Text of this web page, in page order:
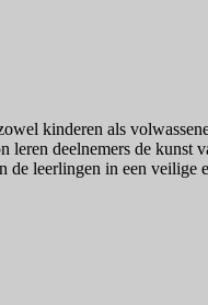
kinderen als
deelnemers de kunst
leerlingen in een